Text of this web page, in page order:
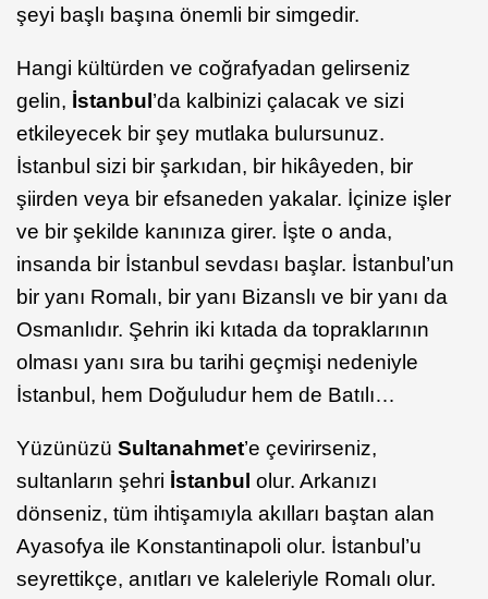
şeyi başlı başına önemli bir simgedir.
Hangi kültürden ve coğrafyadan gelirseniz
gelin, İstanbul ’da kalbinizi çalacak ve sizi
etkileyecek bir şey mutlaka bulursunuz.
İstanbul sizi bir şarkıdan, bir hikâyeden, bir
şiirden veya bir efsaneden yakalar. İçinize işler
ve bir şekilde kanınıza girer. İşte o anda,
insanda bir İstanbul sevdası başlar. İstanbul’un
bir yanı Romalı, bir yanı Bizanslı ve bir yanı da
Osmanlıdır. Şehrin iki kıtada da topraklarının
olması yanı sıra bu tarihi geçmişi nedeniyle
İstanbul, hem Doğuludur hem de Batılı…
Yüzünüzü Sultanahmet’e çevirirseniz,
sultanların şehri İstanbul olur. Arkanızı
dönseniz, tüm ihtişamıyla akılları baştan alan
Ayasofya ile Konstantinapoli olur. İstanbul’u
seyrettikçe, anıtları ve kaleleriyle Romalı olur.